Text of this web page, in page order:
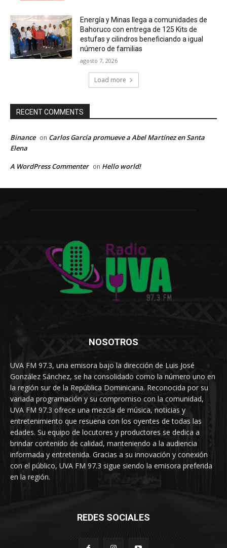
Energía y Minas llega a comunidades de
Bahoruco con entrega de 125 Kits de
estufas y cilindros beneficiando a igual
número de familias
agosto 7, 2026
Load more
RECENT COMMENTS
Binance on Carlos García promueve a Abel Martínez en Santa
Elena
A WordPress Commenter on Hello world!
NOSOTROS
UVA FM 97.3, una emisora bajo la dirección de Luis José
González Sánchez, se ha consolidado como la número uno en
la región sur de la República Dominicana. Reconocida por su
variada programación y su compromiso con la comunidad,
UVA FM 97.3 ofrece una mezcla de música, noticias y
entretenimiento que resuena con los oyentes de todas las
edades. Su equipo de locutores y productores se dedica a
brindar contenido de calidad, manteniendo a la audiencia
informada y entretenida. Gracias a su innovación y conexión
con el público, UVA FM 97.3 sigue siendo la emisora preferida
en la región.
REDES SOCIALES